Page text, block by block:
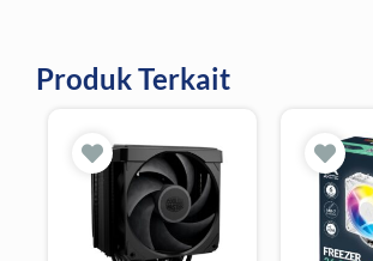
Produk Terkait